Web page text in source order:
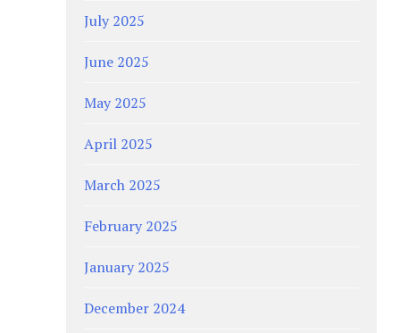
July 2025
June 2025
May 2025
April 2025
March 2025
February 2025
January 2025
December 2024